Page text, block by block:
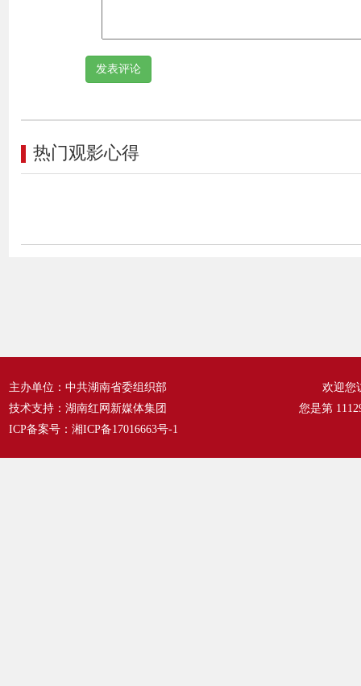
热门观影心得
主办单位：中共湖南省委组织部
技术支持：湖南红网新媒体集团
ICP备案号： 湘ICP备17016663号-1
欢迎您
您是第